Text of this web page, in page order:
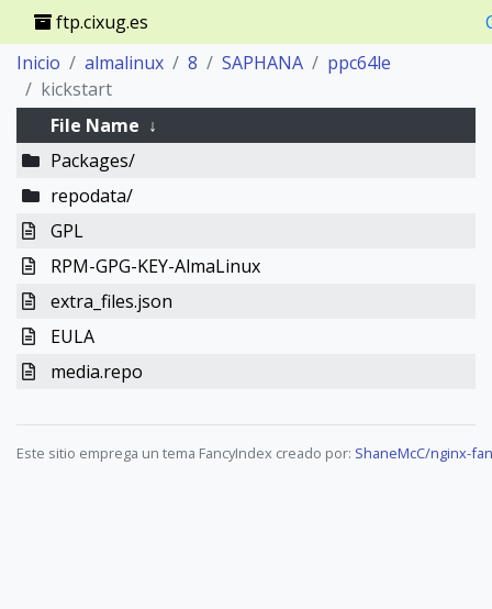
ftp.cixug.es
Inicio
almalinux 8 SAPHANA
ppc64le
kickstart
File Name ↓
Packages/
repodata/
GPL
RPM-GPG-KEY-AlmaLinux
extra_files.json
EULA
media.repo
Este sitio emprega un tema FancyIndex creado por: ShaneMcC/nginx-